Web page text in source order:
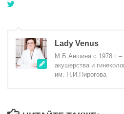
Lady Venus
М.Б.Аншина с 1978 г –
акушерства и
им. Н.И.Пирогова